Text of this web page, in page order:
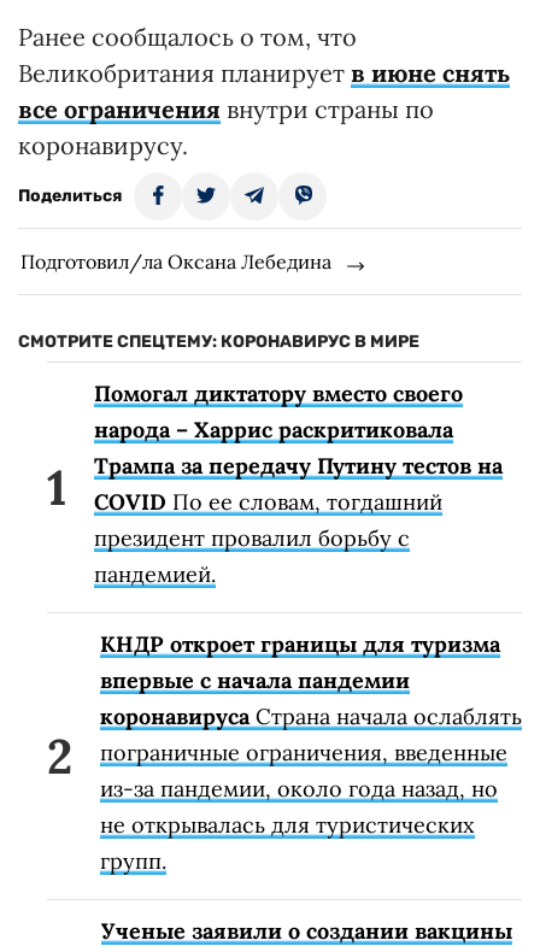
Ранее сообщалось о том, что
Великобритания планирует в июне снять
все ограничения внутри страны по
коронавирусу.
Поделиться
Подготовил/ла Оксана Лебедина
СМОТРИТЕ СПЕЦТЕМУ: КОРОНАВИРУС В МИРЕ
Помогал диктатору вместо своего
народа – Харрис раскритиковала
Трампа за передачу Путину тестов на
COVID По ее словам, тогдашний
президент провалил борьбу с
пандемией.
КНДР откроет границы для туризма
впервые с начала пандемии
коронавирусаСтрана начала ослаблять
пограничные ограничения, введенные
из-за пандемии, около года назад, но
не открывалась для туристических
групп.
Ученые заявили о создании вакцины